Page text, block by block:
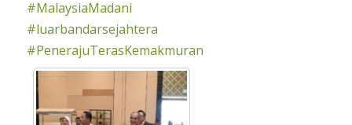
#MalaysiaMadani
#luarbandarsejahtera
#PenerajuTerasKemakmuran